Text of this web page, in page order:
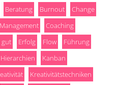
Beratung Burnout
Change
Coaching
gut Erfolg Flow
Führung
Hierarchien
Kanban
Kreativitätstechniken